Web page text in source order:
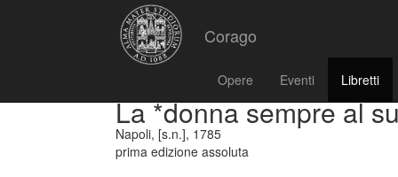
Corago
Opere Eventi Libretti
La *donna sempre al
Napoli, [s.n.], 1785
prima edizione assoluta